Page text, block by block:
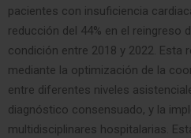
pacientes con insuficiencia
reducción del 44% en el reingreso
condición entre 2018 y 2022. Esta
mediante la optimización de la
entre diferentes niveles
diagnóstico consensuado, y la
multidisciplinares hospitalarias.